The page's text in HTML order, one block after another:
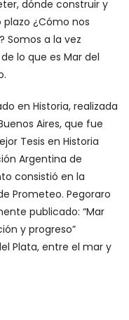
dónde construir y
¿Cómo nos
Somos a la vez
lo que es Mar del
en Historia, realizada
Aires, que fue
Tesis en Historia
Argentina de
consistió en la
Prometeo. Pegoraro
publicado: “Mar
y progreso”
Plata, entre el mar y